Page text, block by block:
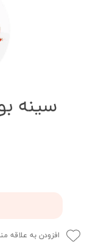
سینه
افزودن به علاقه